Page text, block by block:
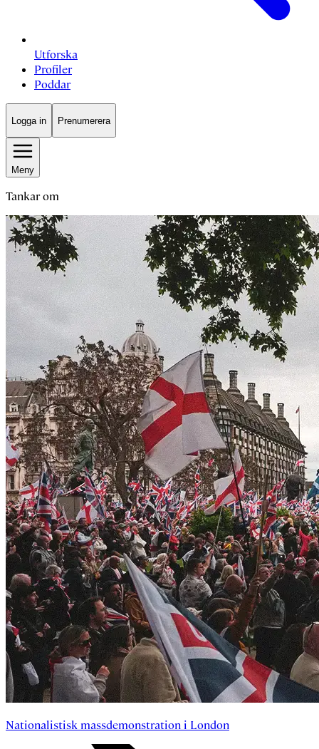
Utforska
Profiler
Poddar
Logga in Prenumerera
Meny
Tankar om
Nationalistisk massdemonstration i London